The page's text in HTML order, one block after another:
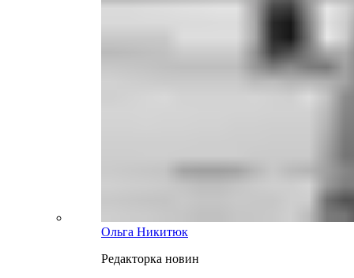
Ольга Никитюк
Редакторка новин